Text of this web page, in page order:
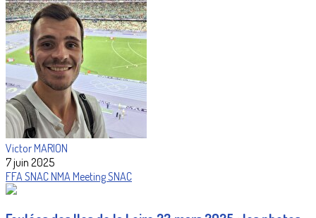
Victor MARION
7 juin 2025
FFA SNACNMA Meeting SNAC